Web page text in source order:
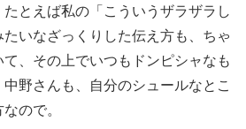
とえば私の「こういうザラザラし
いなざっくりした伝え方も、ちゃ
、その上でいつもドンピシャなも
野さんも、自分のシュールなとこ
ので。